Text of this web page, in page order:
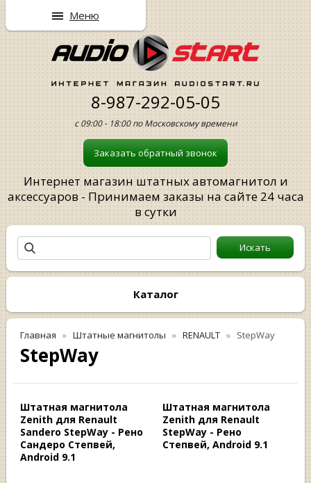
8-987-292-05-05
с 09:00 - 18:00 по Московскому времени
Заказать обратный звонок
Интернет магазин штатных автомагнитол и
аксессуаров - Принимаем заказы на сайте 24 часа
в сутки
Каталог
Главная Штатные магнитолы RENAULT StepWay
StepWay
Штатная магнитола
Zenith для Renault
Sandero StepWay - Рено
Сандеро Степвей,
Android 9.1
Штатная магнитола
Zenith для Renault
StepWay - Рено
Степвей, Android 9.1
Меню